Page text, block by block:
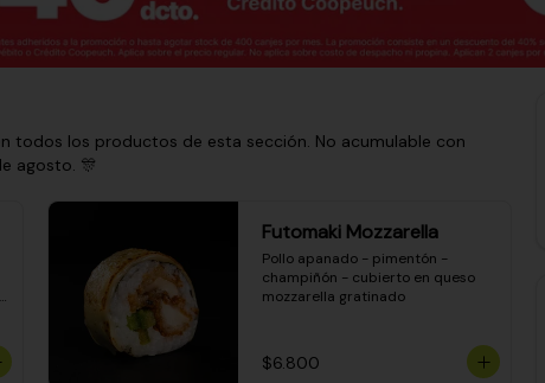
todos los productos de esta sección. No acumulable con
agosto. 🎊
Futomaki Mozzarella
Pollo apanado - pimentón -
champiñón - cubierto en queso
mozzarella gratinado
$6.800